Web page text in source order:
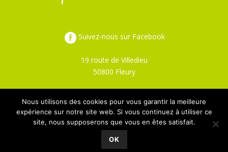
Suivez-nous sur Facebook
19 route de Villedieu
50800 Fleury
Nous utilisons des cookies pour vous garantir la meilleure
expérience sur notre site web. Si vous continuez à utiliser ce
site, nous supposerons que vous en êtes satisfait.
OK